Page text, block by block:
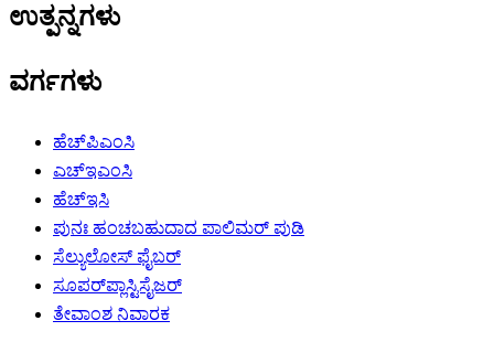
ಉತ್ಪನ್ನಗಳು
ವರ್ಗಗಳು
ಹೆಚ್‌ಪಿಎಂಸಿ
ಎಚ್‌ಇಎಂಸಿ
ಹೆಚ್‌ಇಸಿ
ಪುನಃ ಹಂಚಬಹುದಾದ ಪಾಲಿಮರ್ ಪುಡಿ
ಸೆಲ್ಯುಲೋಸ್ ಫೈಬರ್
ಸೂಪರ್‌ಪ್ಲಾಸ್ಟಿಸೈಜರ್
ತೇವಾಂಶ ನಿವಾರಕ